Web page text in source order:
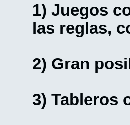
1) Juegos
las reglas,
2) Gran
3) Tableros